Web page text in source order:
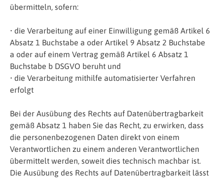
übermitteln, sofern:
• die Verarbeitung auf einer Einwilligung gemäß Artikel 6
Absatz 1 Buchstabe a oder Artikel 9 Absatz 2 Buchstabe
a oder auf einem Vertrag gemäß Artikel 6 Absatz 1
Buchstabe b DSGVO beruht und
• die Verarbeitung mithilfe automatisierter Verfahren
erfolgt
Bei der Ausübung des Rechts auf Datenübertragbarkeit
gemäß Absatz 1 haben Sie das Recht, zu erwirken, dass
die personenbezogenen Daten direkt von einem
Verantwortlichen zu einem anderen Verantwortlichen
übermittelt werden, soweit dies technisch machbar ist.
Die Ausübung des Rechts auf Datenübertragbarkeit lässt